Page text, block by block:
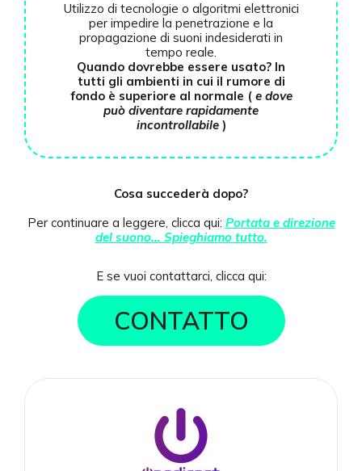
Utilizzo di tecnologie o algoritmi elettronici
per impedire la penetrazione e la
propagazione di suoni indesiderati in
tempo reale.
Quando dovrebbe essere usato? In
tutti gli ambienti in cui il rumore di
fondo è superiore al normale ( e dove
può diventare rapidamente
incontrollabile )
Cosa succederà dopo?
Per continuare a leggere, clicca qui: Portata e direzione
del suono... Spieghiamo tutto.
E se vuoi contattarci, clicca qui:
CONTATTO